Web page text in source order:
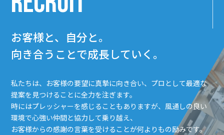
お客様と、自分と。
向き合うことで成長していく。
私たちは、お客様の要望に真摯に向き合い、プロとして最適な
提案を見つけることに全力を注ぎます。
時にはプレッシャーを感じることもありますが、風通しの良い
環境で心強い仲間と協力して乗り越え、
お客様からの感謝の言葉を受けることが何よりもの励みです。